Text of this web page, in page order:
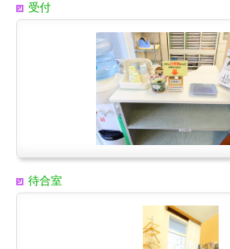
受付
待合室